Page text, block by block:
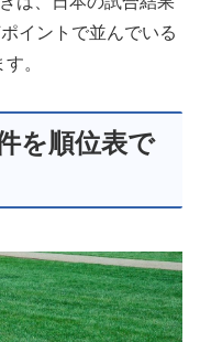
イントで並んでいる
。
を順位表で